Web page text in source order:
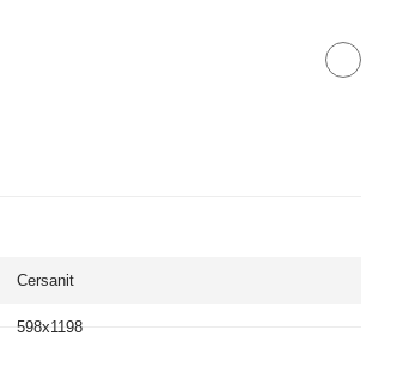
Cersanit
598х1198